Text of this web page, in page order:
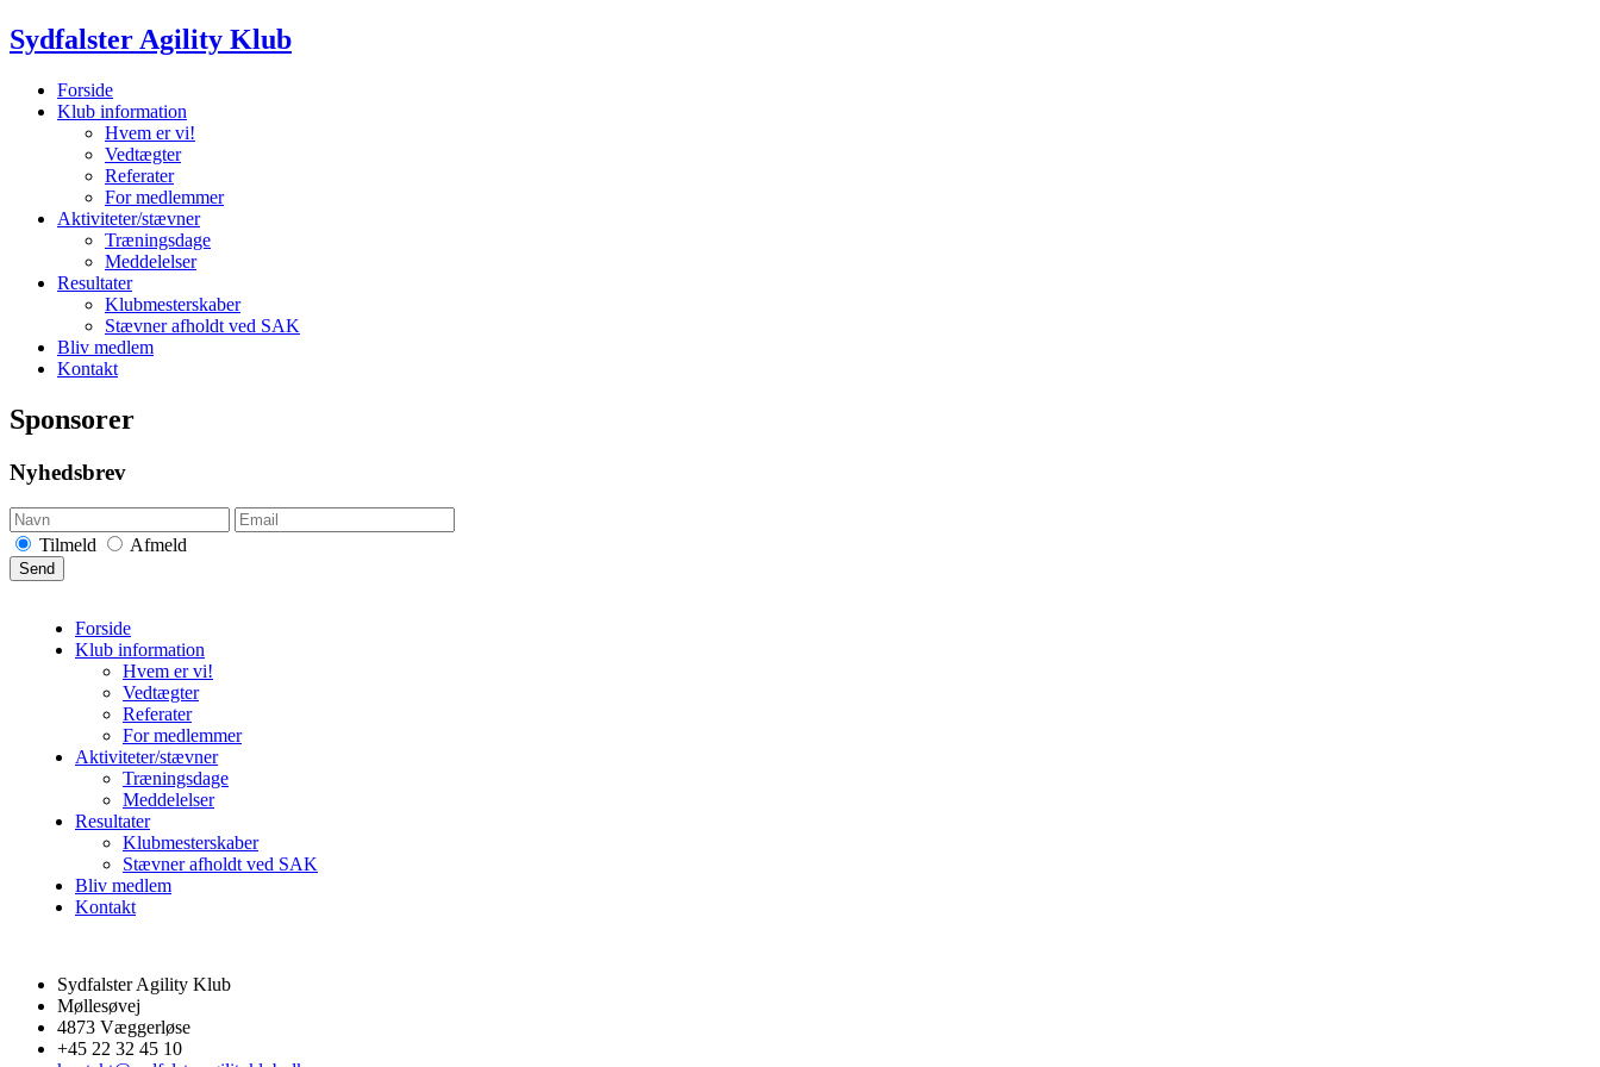
Sydfalster Agility Klub
Forside
Klub information
Hvem er vi!
Vedtægter
Referater
For medlemmer
Aktiviteter/stævner
Træningsdage
Meddelelser
Resultater
Klubmesterskaber
Stævner afholdt ved SAK
Bliv medlem
Kontakt
Sponsorer
Nyhedsbrev
Tilmeld Afmeld
Forside
Klub information
Hvem er vi!
Vedtægter
Referater
For medlemmer
Aktiviteter/stævner
Træningsdage
Meddelelser
Resultater
Klubmesterskaber
Stævner afholdt ved SAK
Bliv medlem
Kontakt
Sydfalster Agility Klub
Møllesøvej
4873 Væggerløse
+45 22 32 45 10